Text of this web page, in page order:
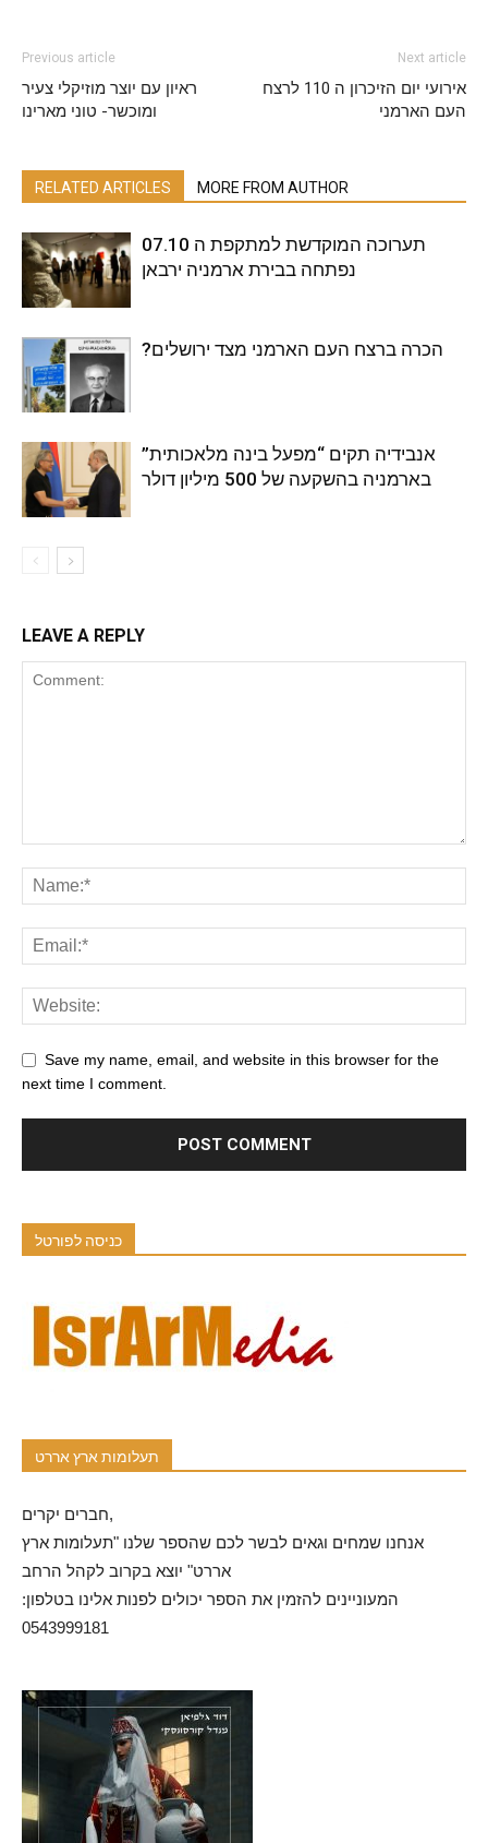
Previous article
ראיון עם יוצר מוזיקלי צעיר
ומוכשר- טוני מארינו
Next article
אירועי יום הזיכרון ה 110 לרצח
העם הארמני
RELATED ARTICLES MORE FROM AUTHOR
תערוכה המוקדשת למתקפת ה 07.10
נפתחה בבירת ארמניה ירבאן
?הכרה ברצח העם הארמני מצד ירושלים
אנבידיה תקים “מפעל בינה מלאכותית”
בארמניה בהשקעה של 500 מיליון דולר
LEAVE A REPLY
Save my name, email, and website in this browser for the
next time I comment.
כניסה לפורטל
תעלומות ארץ אררט
חברים יקרים,
אנחנו שמחים וגאים לבשר לכם שהספר שלנו "תעלומות ארץ
אררט" יוצא בקרוב לקהל הרחב
המעוניינים להזמין את הספר יכולים לפנות אלינו בטלפון:
0543999181